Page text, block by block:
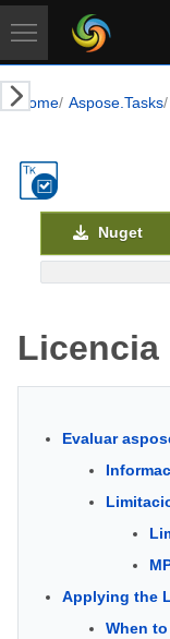
Home Aspose.Tasks
Nuget
Licencia
Evaluar
Applying the
When